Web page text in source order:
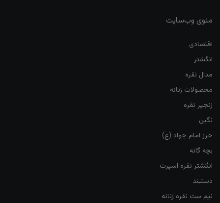
منوی وب‌سایت
اقتصادی
انگشتر
مدال نقره
محصولات زنانه
زنجیر نقره
نگین
حرز امام جواد (ع)
بچه گانه
انگشتر نقره اسپرت
دستبند
نیم ست نقره زنانه